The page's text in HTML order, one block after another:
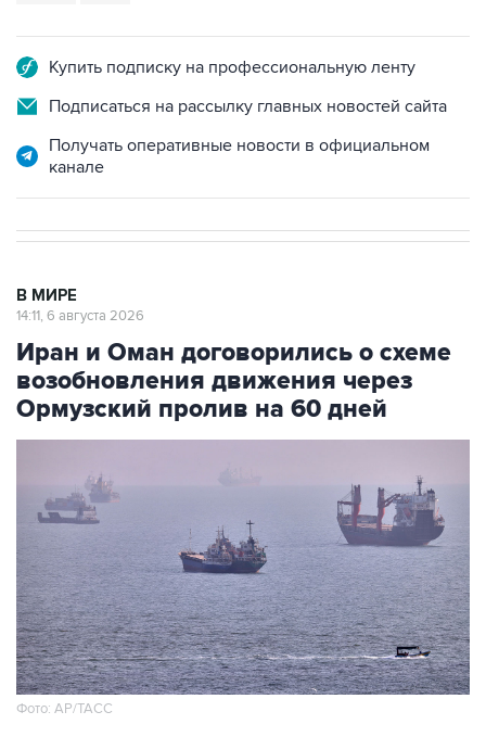
Купить подписку на профессиональную ленту
Подписаться на рассылку главных новостей сайта
Получать оперативные новости в официальном
канале
В МИРЕ
14:11, 6 августа 2026
Иран и Оман договорились о схеме
возобновления движения через
Ормузский пролив на 60 дней
Фото: AP/ТАСС